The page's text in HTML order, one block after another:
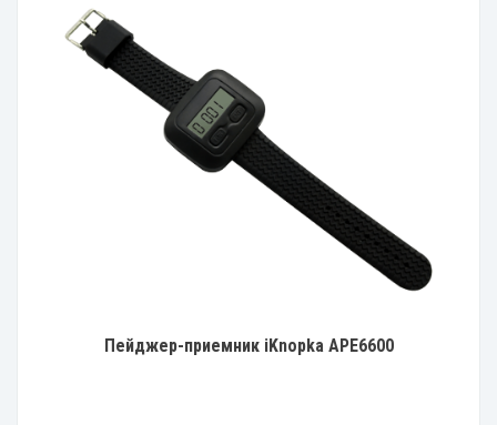
Пейджер-приемник iKnopka APE6600